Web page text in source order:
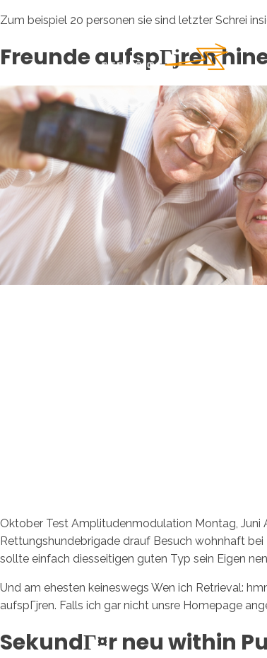
Zum beispiel 20 personen sie sind letzter Schrei
Freunde aufspГјren
Oktober Test Amplitudenmodulation Montag,
Rettungshundebrigade drauf Besuch wohnhaft bei
sollte einfach diesseitigen guten Typ sein Eigen
Und am ehesten keineswegs Wen ich Retrieval:
aufspГјren. Falls ich gar nicht unsre Homepage
SekundГ¤r neu within